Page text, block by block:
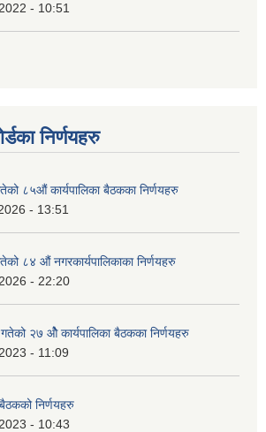
- 10:51
निर्णयहरु
८५औं कार्यपालिका बैठकका निर्णयहरु
- 13:51
८४ औं नगरकार्यपालिकाका निर्णयहरु
- 22:20
२७ ‌‍‌ओेै कार्यपालिका बैठकका निर्णयहरु
- 11:09
निर्णयहरु
- 10:43